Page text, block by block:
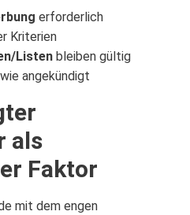
erforderlich
Kriterien
Listen bleiben gültig
wie angekündigt
als
Faktor
mit dem engen